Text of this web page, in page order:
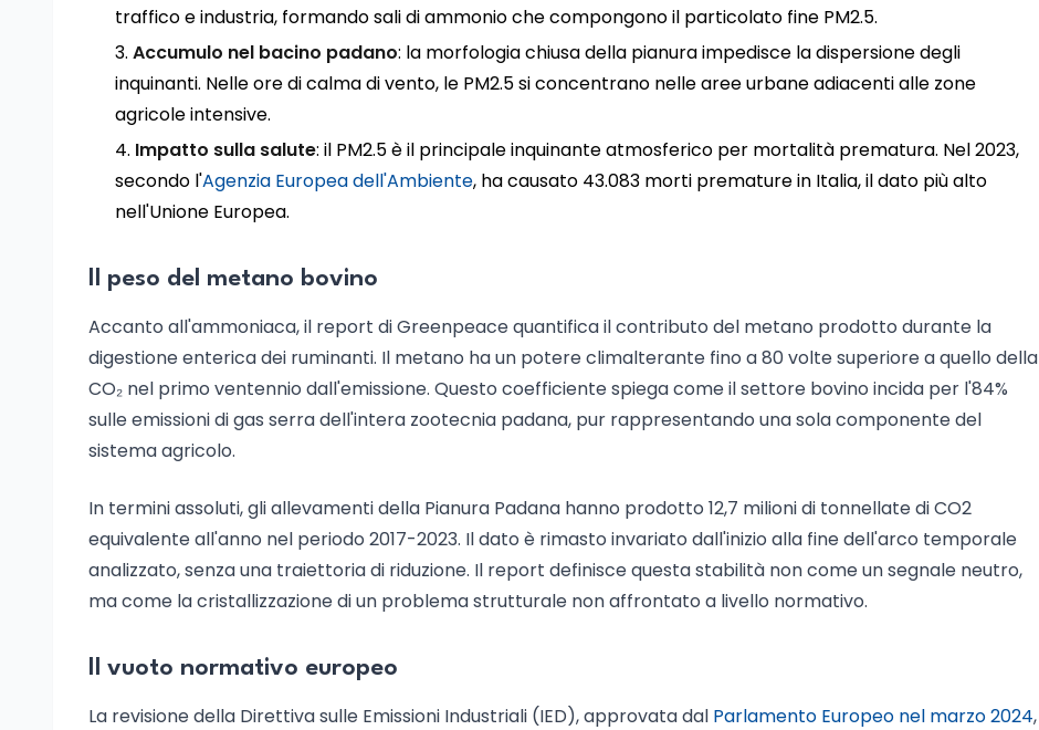
traffico e industria, formando sali di ammonio che compongono il particolato fine PM2.5.
Accumulo nel bacino padano: la morfologia chiusa della pianura impedisce la dispersione degli
inquinanti. Nelle ore di calma di vento, le PM2.5 si concentrano nelle aree urbane adiacenti alle zone
agricole intensive.
Impatto sulla salute: il PM2.5 è il principale inquinante atmosferico per mortalità prematura. Nel 2023,
secondo l'Agenzia Europea dell'Ambiente, ha causato 43.083 morti premature in Italia, il dato più alto
nell'Unione Europea.
Il peso del metano bovino
Accanto all'ammoniaca, il report di Greenpeace quantifica il contributo del metano prodotto durante la
digestione enterica dei ruminanti. Il metano ha un potere climalterante fino a 80 volte superiore a quello della
CO₂ nel primo ventennio dall'emissione. Questo coefficiente spiega come il settore bovino incida per l'84%
sulle emissioni di gas serra dell'intera zootecnia padana, pur rappresentando una sola componente del
sistema agricolo.
In termini assoluti, gli allevamenti della Pianura Padana hanno prodotto 12,7 milioni di tonnellate di CO2
equivalente all'anno nel periodo 2017-2023. Il dato è rimasto invariato dall'inizio alla fine dell'arco temporale
analizzato, senza una traiettoria di riduzione. Il report definisce questa stabilità non come un segnale neutro,
ma come la cristallizzazione di un problema strutturale non affrontato a livello normativo.
Il vuoto normativo europeo
La revisione della Direttiva sulle Emissioni Industriali (IED), approvata dal Parlamento Europeo nel marzo 2024,